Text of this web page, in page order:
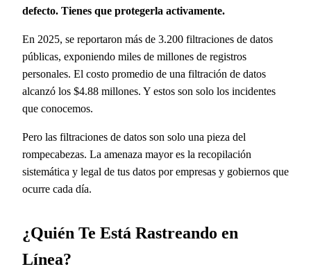
defecto. Tienes que protegerla activamente.
En 2025, se reportaron más de 3.200 filtraciones de datos
públicas, exponiendo miles de millones de registros
personales. El costo promedio de una filtración de datos
alcanzó los $4.88 millones. Y estos son solo los incidentes
que conocemos.
Pero las filtraciones de datos son solo una pieza del
rompecabezas. La amenaza mayor es la recopilación
sistemática y legal de tus datos por empresas y gobiernos que
ocurre cada día.
¿Quién Te Está Rastreando en
Línea?